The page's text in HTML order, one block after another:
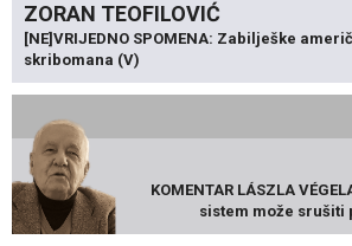
ZORAN TEOFILOVIĆ
[NE]VRIJEDNO SPOMENA: Zabilješke
skribomana (V)
KOMENTAR LÁSZLA
sistem može srušiti